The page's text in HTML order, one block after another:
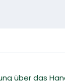
über das